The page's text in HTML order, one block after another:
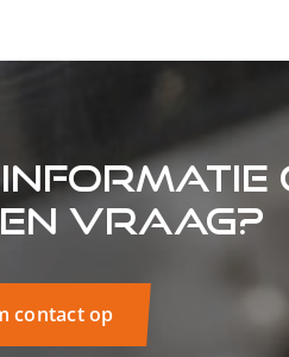
informatie
vraag?
contact op